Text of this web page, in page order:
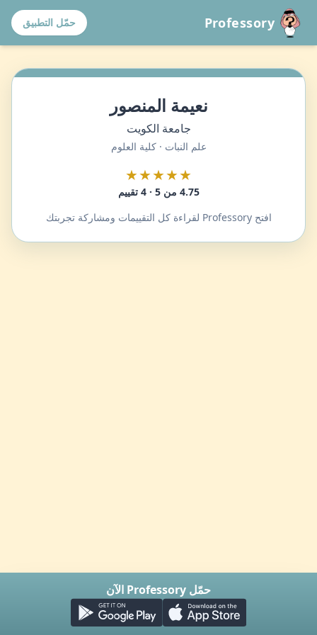
Professory حمّل التطبيق
نعيمة المنصور
جامعة الكويت
علم النبات · كلية العلوم
★★★★★
4.75 من 5 · 4 تقييم
افتح Professory لقراءة كل التقييمات ومشاركة تجربتك
حمّل Professory الآن